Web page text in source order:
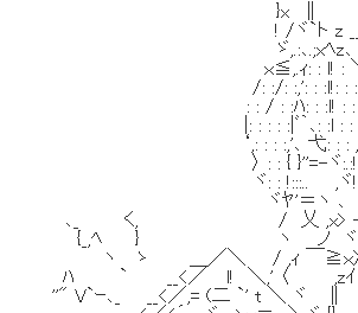
∥ ≧
`ト z
.;xﾍz､ |_|｣
ｨ: : l! : ＼,
: :l!: : : ::: : : : : :ヽ
ﾊ: : :l! : : : ﾍ : : : : :
ﾞ｀､: :l : : :,'￣:｀: : : :
:,'､ 弋: : : ,' `､: : : :
{ }''=-ヾ:.:! ' ',: : : :.
,ヾ! ヾ＝=': : :/
ヽ ､ _, }:.:.,ｲ, ｲ
乂 ,x> - ≦ﾁ!,ｨ=,ｲ zｲ:/ :
ヽ ノ ヾ!| | / : : :彡
／＼ / ,ｨ ￣≧ｘ刈' (: : :{´
／ l! ＼,' 〈 ,zｲ `ト..!: :
__<／,= (二 `' t ＼ ヾ ∥ ‘,!